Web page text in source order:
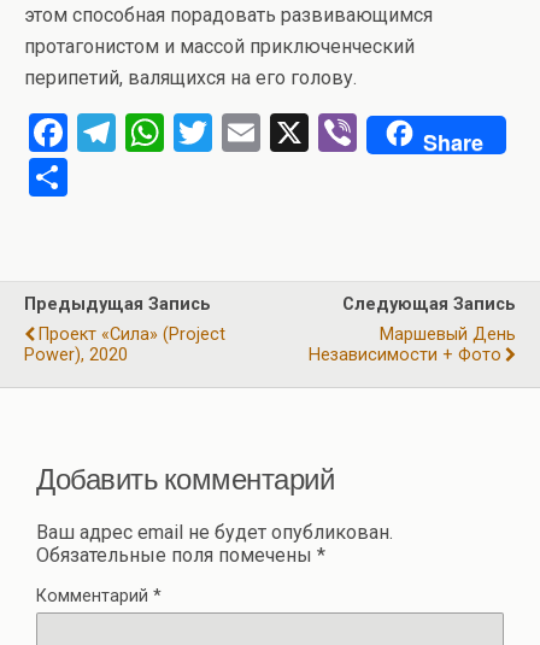
этом способная порадовать развивающимся
протагонистом и массой приключенческий
перипетий, валящихся на его голову.
F
o
o
k
T
a
m
W
A
p
T
E
X
Vi
Share
р
а
в
Предыдущая Запись
Проект «Сила» (Project
Power), 2020
Следующая Запись
Маршевый День
Независимости + Фото
Добавить комментарий
Ваш адрес email не будет опубликован.
Обязательные поля помечены *
Комментарий *